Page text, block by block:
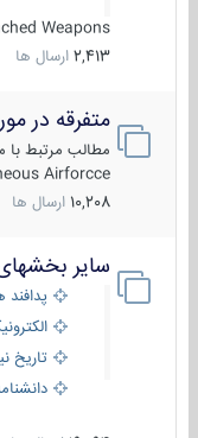
Weapons
2,413 ارسال ها
متفرقه در
مطالب مرتبط با
Airforcce
10,208 ارسال ها
سایر بخشهای
پدافند
تاریخ